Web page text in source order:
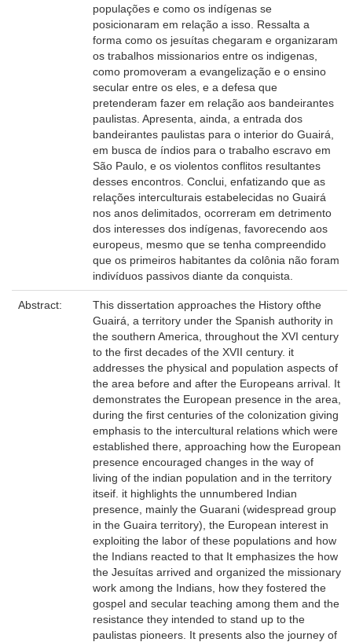
populações e como os indígenas se
posicionaram em relação a isso. Ressalta a
forma como os jesuítas chegaram e organizaram
os trabalhos missionarios entre os indigenas,
como promoveram a evangelização e o ensino
secular entre os eles, e a defesa que
pretenderam fazer em relação aos bandeirantes
paulistas. Apresenta, ainda, a entrada dos
bandeirantes paulistas para o interior do Guairá,
em busca de índios para o trabalho escravo em
São Paulo, e os violentos conflitos resultantes
desses encontros. Conclui, enfatizando que as
relações interculturais estabelecidas no Guairá
nos anos delimitados, ocorreram em detrimento
dos interesses dos indígenas, favorecendo aos
europeus, mesmo que se tenha compreendido
que os primeiros habitantes da colônia não foram
indivíduos passivos diante da conquista.
Abstract:
This dissertation approaches the History ofthe
Guairá, a territory under the Spanish authority in
the southern America, throughout the XVI century
to the first decades of the XVII century. it
addresses the physical and population aspects of
the area before and after the Europeans arrival. It
demonstrates the European presence in the area,
during the first centuries of the colonization giving
emphasis to the intercultural relations which were
established there, approaching how the European
presence encouraged changes in the way of
living of the indian population and in the territory
itseif. it highlights the unnumbered Indian
presence, mainly the Guarani (widespread group
in the Guaira territory), the European interest in
exploiting the labor of these populations and how
the Indians reacted to that It emphasizes the how
the Jesuítas arrived and organized the missionary
work among the Indians, how they fostered the
gospel and secular teaching among them and the
resistance they intended to stand up to the
paulistas pioneers. It presents also the journey of